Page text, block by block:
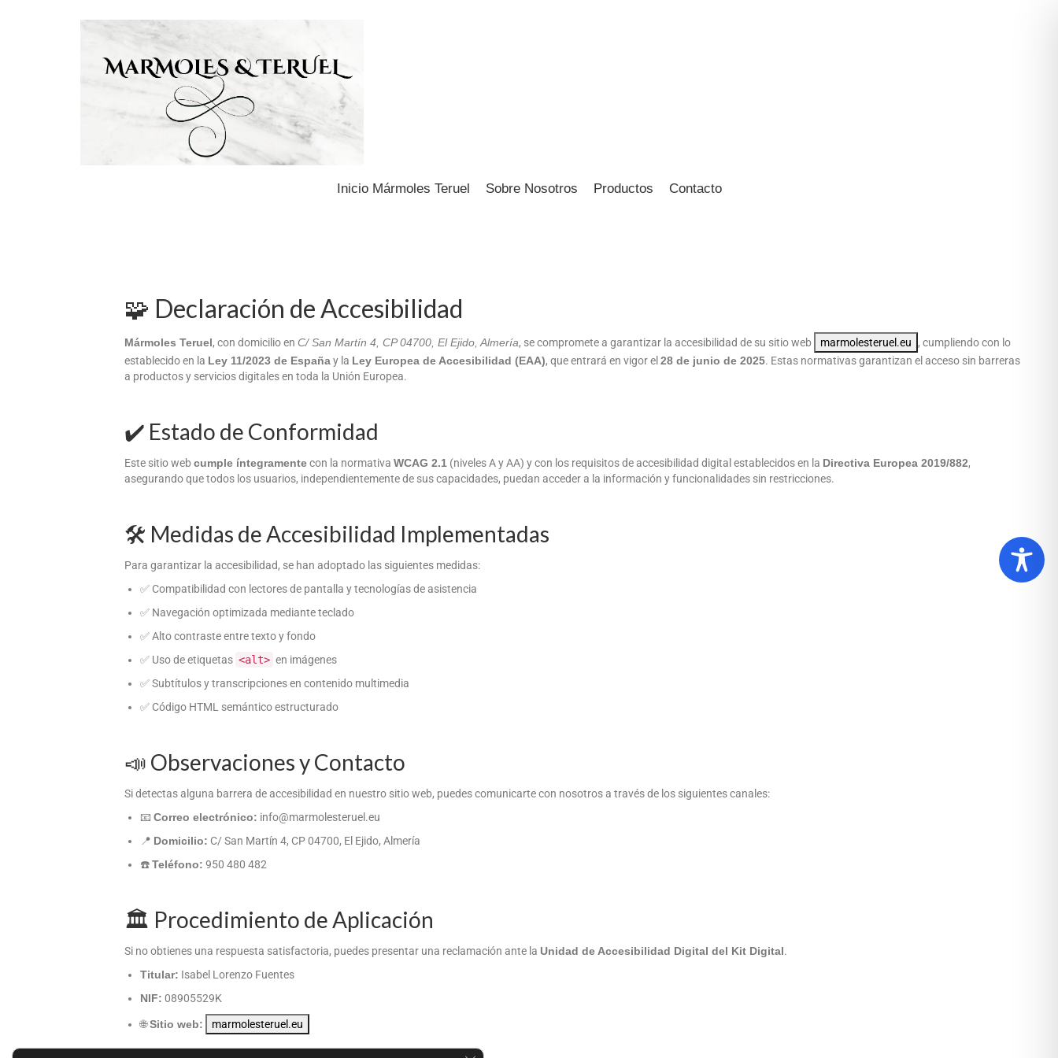
Inicio Mármoles Teruel Sobre Nosotros Productos Contacto
🧩 Declaración de Accesibilidad
Mármoles Teruel, con domicilio en C/ San Martín 4, CP 04700, El Ejido, Almería, se compromete a garantizar la accesibilidad de su sitio web marmolesteruel.eu
, cumpliendo con lo
establecido en la Ley 11/2023 de Españay la Ley Europea de Accesibilidad (EAA), que entrará en vigor el 28 de junio de 2025. Estas normativas garantizan el acceso sin barreras
a productos y servicios digitales en toda la Unión Europea.
✔️ Estado de Conformidad
Este sitio web cumple íntegramentecon la normativa WCAG 2.1 (niveles A y AA) y con los requisitos de accesibilidad digital establecidos en la Directiva Europea 2019/882,
asegurando que todos los usuarios, independientemente de sus capacidades, puedan acceder a la información y funcionalidades sin restricciones.
🛠️ Medidas de Accesibilidad Implementadas
Para garantizar la accesibilidad, se han adoptado las siguientes medidas:
✅ Compatibilidad con lectores de pantalla y tecnologías de asistencia
✅ Navegación optimizada mediante teclado
✅ Alto contraste entre texto y fondo
✅ Uso de etiquetas <alt> en imágenes
✅ Subtítulos y transcripciones en contenido multimedia
✅ Código HTML semántico estructurado
📣 Observaciones y Contacto
Si detectas alguna barrera de accesibilidad en nuestro sitio web, puedes comunicarte con nosotros a través de los siguientes canales:
📧 Correo electrónico: info@marmolesteruel.eu
📍 Domicilio: C/ San Martín 4, CP 04700, El Ejido, Almería
☎️Teléfono: 950 480 482
🏛️ Procedimiento de Aplicación
Si no obtienes una respuesta satisfactoria, puedes presentar una reclamación ante la Unidad de Accesibilidad Digital del Kit Digital.
Titular: Isabel Lorenzo Fuentes
NIF: 08905529K
🌐Sitio web: marmolesteruel.eu